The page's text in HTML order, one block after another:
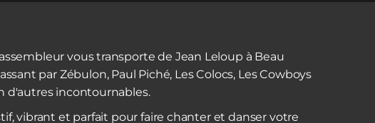
vous transporte de Jean Leloup à Beau
par Zébulon, Paul Piché, Les Colocs, Les Cowboys
d'autres incontournables.
vibrant et parfait pour faire chanter et danser votre